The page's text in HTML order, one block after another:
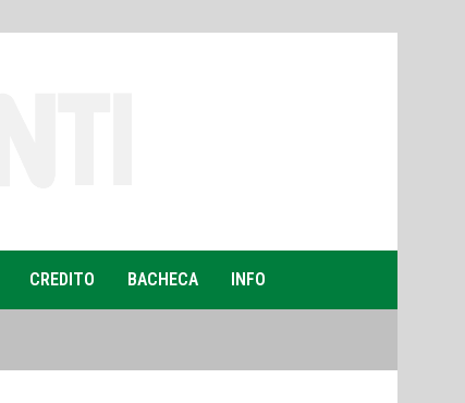
CREDITO BACHECA INFO